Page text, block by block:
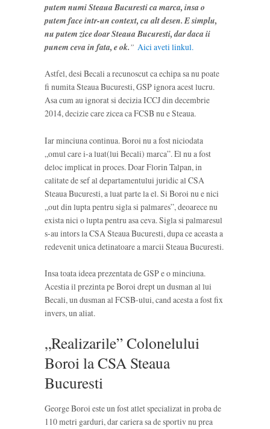
putem numi Steaua Bucuresti ca marca, insa o
putem face intr-un context, cu alt desen. E simplu,
nu putem zice doar Steaua Bucuresti, dar daca ii
punem ceva in fata, e ok.” Aici aveti linkul.
Astfel, desi Becali a recunoscut ca echipa sa nu poate
fi numita Steaua Bucuresti, GSP ignora acest lucru.
Asa cum au ignorat si decizia ICCJ din decembrie
2014, decizie care zicea ca FCSB nu e Steaua.
Iar minciuna continua. Boroi nu a fost niciodata
„omul care i-a luat(lui Becali) marca”. El nu a fost
deloc implicat in proces. Doar Florin Talpan, in
calitate de sef al departamentului juridic al CSA
Steaua Bucuresti, a luat parte la el. Si Boroi nu e nici
„out din lupta pentru sigla si palmares”, deoarece nu
exista nici o lupta pentru asa ceva. Sigla si palmaresul
s-au intors la CSA Steaua Bucuresti, dupa ce aceasta a
redevenit unica detinatoare a marcii Steaua Bucuresti.
Insa toata ideea prezentata de GSP e o minciuna.
Acestia il prezinta pe Boroi drept un dusman al lui
Becali, un dusman al FCSB-ului, cand acesta a fost fix
invers, un aliat.
„Realizarile” Colonelului
Boroi la CSA Steaua
Bucuresti
George Boroi este un fost atlet specializat in proba de
110 metri garduri, dar cariera sa de sportiv nu prea